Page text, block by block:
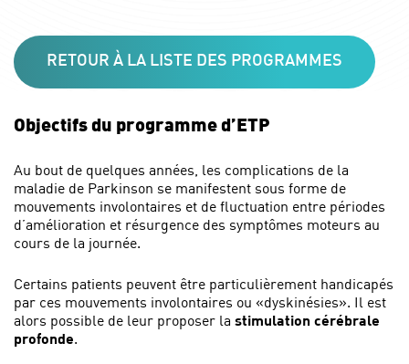
RETOUR À LA LISTE DES PROGRAMMES
Objectifs du programme d’ETP
Au bout de quelques années, les complications de la
maladie de Parkinson se manifestent sous forme de
mouvements involontaires et de fluctuation entre périodes
d’amélioration et résurgence des symptômes moteurs au
cours de la journée.
Certains patients peuvent être particulièrement handicapés
par ces mouvements involontaires ou «dyskinésies». Il est
alors possible de leur proposer la stimulation cérébrale
profonde.